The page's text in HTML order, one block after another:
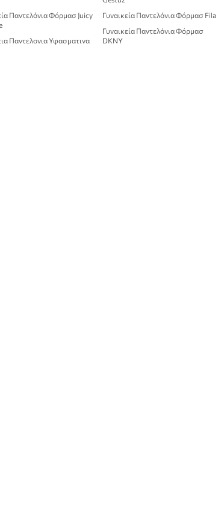
Παντελόνια Φόρμασ Juicy
Παντελονια Υφασματινα
Γυναικεία Παντελόνια Φόρμασ Fila
Γυναικεία Παντελόνια Φόρμασ
DKNY